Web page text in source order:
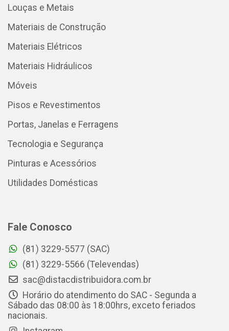
Louças e Metais
Materiais de Construção
Materiais Elétricos
Materiais Hidráulicos
Móveis
Pisos e Revestimentos
Portas, Janelas e Ferragens
Tecnologia e Segurança
Pinturas e Acessórios
Utilidades Domésticas
Fale Conosco
(81) 3229-5577 (SAC)
(81) 3229-5566 (Televendas)
sac@distacdistribuidora.com.br
Horário do atendimento do SAC - Segunda a
Sábado das 08:00 às 18:00hrs, exceto feriados
nacionais.